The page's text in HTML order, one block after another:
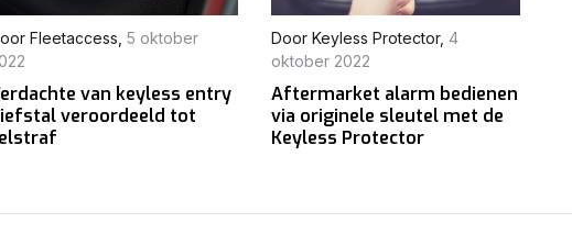
Fleetaccess 5 oktober
van keyless entry
veroordeeld tot
Door Keyless Protector, 4
oktober 2022
Aftermarket alarm bedienen
via originele sleutel met de
Keyless Protector